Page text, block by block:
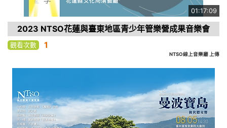
01:17:09
2023 NTSO花蓮與臺東地區青少年管樂營成果音樂會
觀看次數 1
NTSO線上音樂廳 上傳